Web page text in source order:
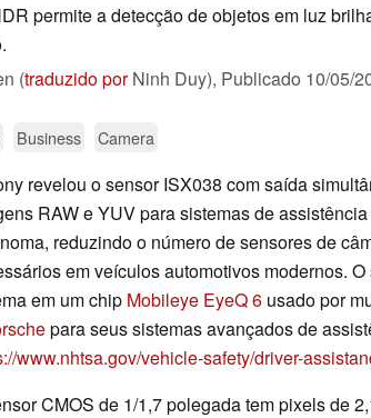
permite a detecção de objetos em luz
(traduzido porNinh Duy), Publicado 10/05/
Business Camera
revelou o sensor ISX038 com saída
RAW e YUV para sistemas de
reduzindo o número de sensores de
em veículos automotivos modernos.
em um chip Mobileye EyeQ 6 usado por
para seus sistemas avançados de
www.nhtsa.gov/vehicle-safety/driver-
CMOS de 1/1,7 polegada tem pixels de